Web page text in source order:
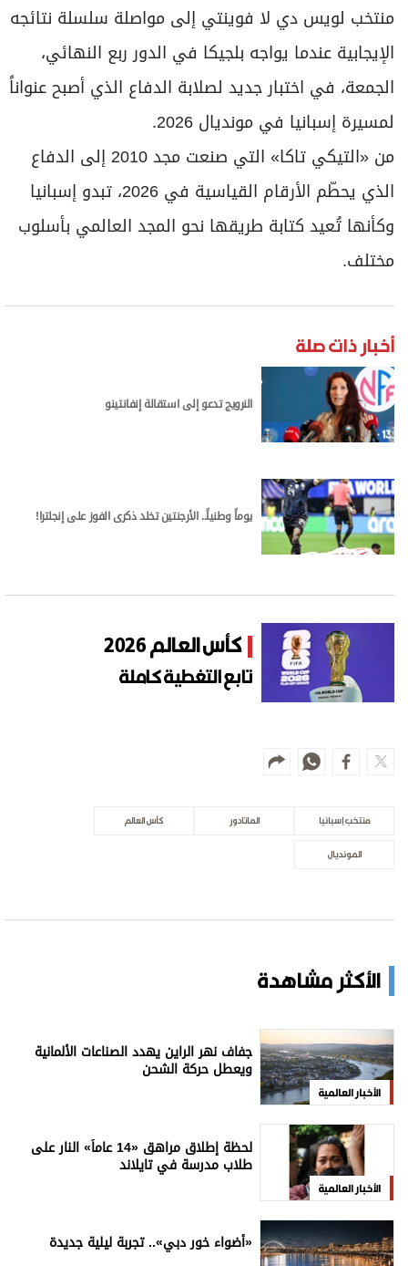
منتخب لويس دي لا فوينتي إلى مواصلة سلسلة نتائجه
الإيجابية عندما يواجه بلجيكا في الدور ربع النهائي،
الجمعة، في اختبار جديد لصلابة الدفاع الذي أصبح عنواناً
لمسيرة إسبانيا في مونديال 2026.
من «التيكي تاكا» التي صنعت مجد 2010 إلى الدفاع
الذي يحطّم الأرقام القياسية في 2026، تبدو إسبانيا
وكأنها تُعيد كتابة طريقها نحو المجد العالمي بأسلوب
مختلف.
أخبار ذات صلة
النرويج تدعو إلى استقالة إنفانتينو
يوماً وطنياً.. الأرجنتين تخلد ذكرى الفوز على إنجلترا!
كأس العالم 2026
تابع التغطية كاملة
منتخب إسبانيا الماتادور كأس العالم
المونديال
الأكثر مشاهدة
الأخبار العالمية
جفاف نهر الراين يهدد الصناعات الألمانية
ويعطل حركة الشحن
الأخبار العالمية
لحظة إطلاق مراهق «14 عاماً» النار على
طلاب مدرسة في تايلاند
«أضواء خور دبي».. تجربة ليلية جديدة